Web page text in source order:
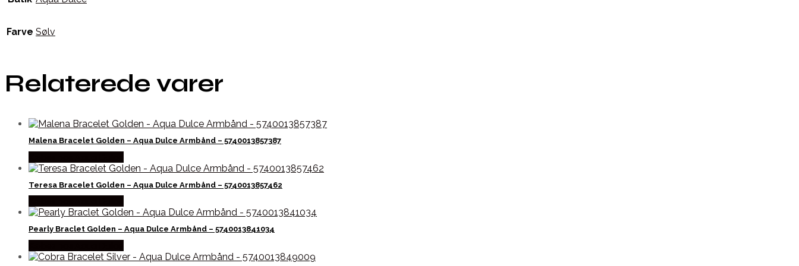
Farve Sølv
Relaterede varer
Malena Bracelet Golden – Aqua Dulce Armbånd – 5740013857387
Teresa Bracelet Golden – Aqua Dulce Armbånd – 5740013857462
Pearly Braclet Golden – Aqua Dulce Armbånd – 5740013841034